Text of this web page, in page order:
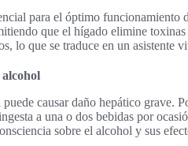
para el óptimo
que el hígado elimine
lo que se traduce en un asistente
causar daño hepático grave.
a una o dos bebidas por
sobre el alcohol y sus